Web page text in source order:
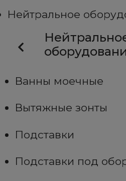
Нейтральное
Ванны моечные
Вытяжные зонты
Подставки
Подставки под